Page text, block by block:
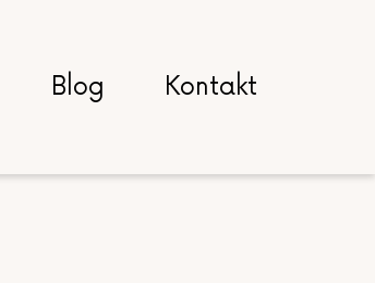
Blog Kontakt